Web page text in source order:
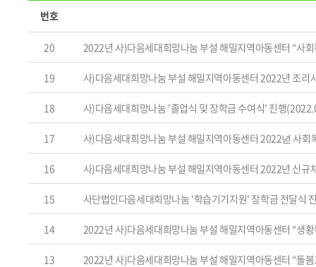
번호
20 2022년 사)다음세대희망나눔 부설 해밀지역아동센터 “사
19 사)다음세대희망나눔 부설 해밀지역아동센터 2022년 조리
18 사)다음세대희망나눔 '졸업식 및 장학금 수여식' 진행
17 사)다음세대희망나눔 부설 해밀지역아동센터 2022녇 사회
16 사)다음세대희망나눔 부설 해밀지역아동센터 2022년 신규
15 사단법인다음세대희망나눔 '학습기기지원' 장학금 전달식
14 2022년 사)다음세대희망나눔 부설 해밀지역아동센터 “생
13 2022년 사)다음세대희망나눔 부설 해밀지역아동센터 “돌